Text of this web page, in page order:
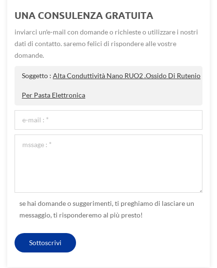
UNA CONSULENZA GRATUITA
inviarci un'e-mail con domande o richieste o utilizzare i nostri
dati di contatto. saremo felici di rispondere alle vostre
domande.
Soggetto : Alta Conduttività Nano RUO2 .Ossido Di Rutenio
Per Pasta Elettronica
se hai domande o suggerimenti, ti preghiamo di lasciare un
messaggio, ti risponderemo al più presto!